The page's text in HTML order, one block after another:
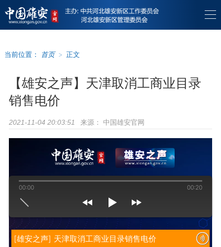
当前位置： 首页 > 正文
【雄安之声】天津取消工商业目录
销售电价
2021-11-04 20:03:51 来源： 中国雄安官网
[雄安之声] 天津取消工商业目录销售电价
00:00 00:20